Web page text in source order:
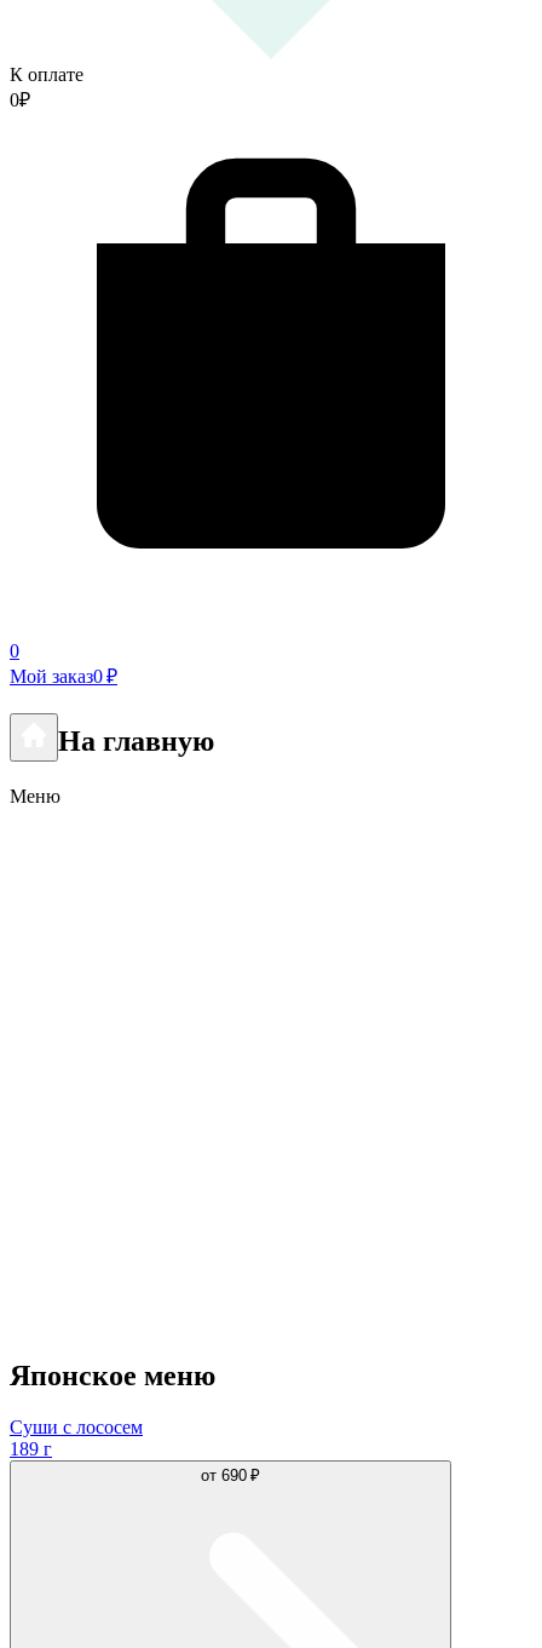
К оплате
0₽
0
Мой заказ0 ₽
На главную
Меню
Японское меню
Суши с лососем
189 г
от 690 ₽